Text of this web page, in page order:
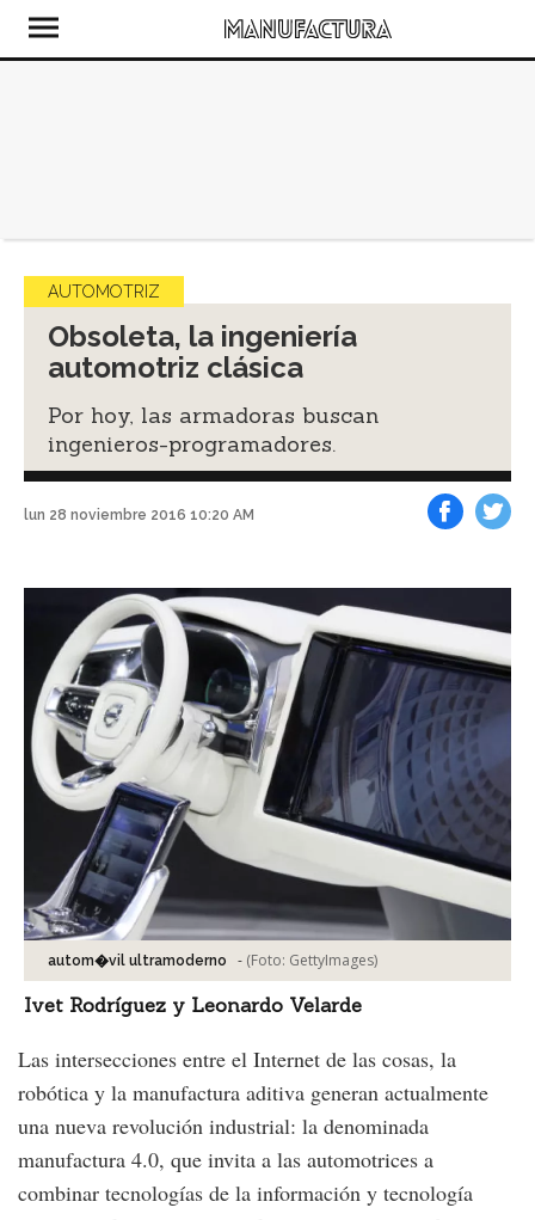
AUTOMOTRIZ
Obsoleta, la ingeniería
automotriz clásica
Por hoy, las armadoras buscan
ingenieros-programadores.
lun 28 noviembre 2016 10:20 AM
autom�vil ultramoderno - (Foto: GettyImages)
Ivet Rodríguez y Leonardo Velarde
Las intersecciones entre el Internet de las cosas, la
robótica y la manufactura aditiva generan actualmente
una nueva revolución industrial: la denominada
manufactura 4.0, que invita a las automotrices a
combinar tecnologías de la información y tecnología